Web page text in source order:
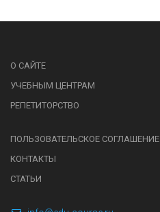
О САЙТЕ
УЧЕБНЫМ ЦЕНТРАМ
РЕПЕТИТОРСТВО
ПОЛЬЗОВАТЕЛЬСКОЕ СОГЛАШЕНИЕ
КОНТАКТЫ
СТАТЬИ